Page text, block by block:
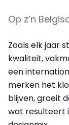
Op z’n
Zoals elk jaar
kwaliteit,
een
merken het
blijven, groeit
wat resulteert